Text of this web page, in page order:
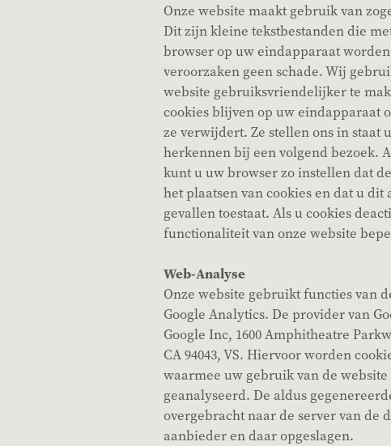
Onze website maakt gebruik van
Dit zijn kleine tekstbestanden die
browser op uw eindapparaat worden
veroorzaken geen schade. Wij
website gebruiksvriendelijker te
cookies blijven op uw eindapparaat
ze verwijdert. Ze stellen ons in staat
herkennen bij een volgend bezoek.
kunt u uw browser zo instellen dat
het plaatsen van cookies en dat u
gevallen toestaat. Als u cookies
functionaliteit van onze website
Web-Analyse
Onze website gebruikt functies van
Google Analytics. De provider van
Google Inc, 1600 Amphitheatre
CA 94043, VS. Hiervoor worden
waarmee uw gebruik van de
geanalyseerd. De aldus
overgebracht naar de server van de
aanbieder en daar opgeslagen.